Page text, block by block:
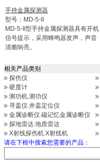
手持金属探测器
型号：MD-5-II
MD-5-II型手持金属探测器具有开机
信号提示，采用蜂鸣器发声，声音
清脆响亮。
相关产品类别
探伤仪
硬度计
测功机.测功仪
寻盖仪.井盖定位仪
金属诊断仪.磁记忆金属诊断仪
探地雷达.地质雷达
X射线探伤机.X射线机
请在下框中搜索您需要的产品：